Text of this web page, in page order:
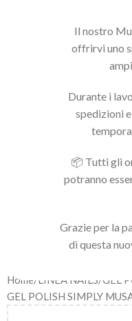
Il nostro
offrirvi uno
Durante i
spedizioni
📦 Tutti gli
potranno
Grazie per la
di questa
Home/ LINEA NAILS/GEL
GEL POLISH SIMPLY